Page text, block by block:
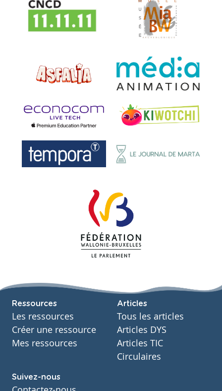
Ressources
Les ressources
Créer une ressource
Mes ressources
Articles
Tous les articles
Articles DYS
Articles TIC
Circulaires
Suivez-nous